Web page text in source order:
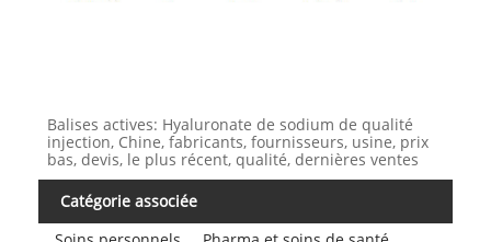
Balises actives: Hyaluronate de sodium de qualité
injection, Chine, fabricants, fournisseurs, usine, prix
bas, devis, le plus récent, qualité, dernières ventes
Catégorie associée